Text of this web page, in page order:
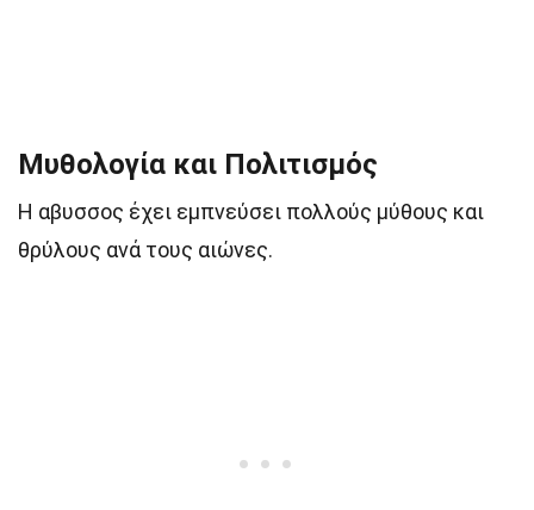
Μυθολογία και Πολιτισμός
Η αβυσσος έχει εμπνεύσει πολλούς μύθους και
θρύλους ανά τους αιώνες.